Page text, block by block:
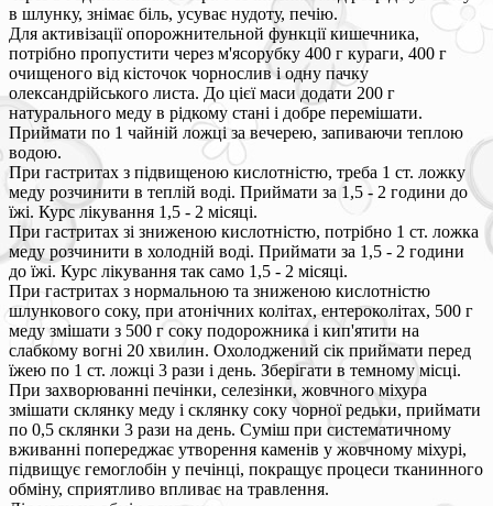
в шлунку, знімає біль, усуває нудоту, печію.
Для активізації опорожнительной функції кишечника,
потрібно пропустити через м'ясорубку 400 г кураги, 400 г
очищеного від кісточок чорнослив і одну пачку
олександрійського листа. До цієї маси додати 200 г
натурального меду в рідкому стані і добре перемішати.
Приймати по 1 чайній ложці за вечерею, запиваючи теплою
водою.
При гастритах з підвищеною кислотністю, треба 1 ст. ложку
меду розчинити в теплій воді. Приймати за 1,5 - 2 години до
їжі. Курс лікування 1,5 - 2 місяці.
При гастритах зі зниженою кислотністю, потрібно 1 ст. ложка
меду розчинити в холодній воді. Приймати за 1,5 - 2 години
до їжі. Курс лікування так само 1,5 - 2 місяці.
При гастритах з нормальною та зниженою кислотністю
шлункового соку, при атонічних колітах, ентероколітах, 500 г
меду змішати з 500 г соку подорожника і кип'ятити на
слабкому вогні 20 хвилин. Охолоджений сік приймати перед
їжею по 1 ст. ложці 3 рази і день. Зберігати в темному місці.
При захворюванні печінки, селезінки, жовчного міхура
змішати склянку меду і склянку соку чорної редьки, приймати
по 0,5 склянки 3 рази на день. Суміш при систематичному
вживанні попереджає утворення каменів у жовчному міхурі,
підвищує гемоглобін у печінці, покращує процеси тканинного
обміну, сприятливо впливає на травлення.